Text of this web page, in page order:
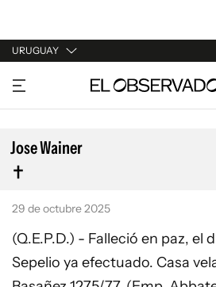
URUGUAY
URUGUAY
ARGENTINA
ESPAÑA
ESTADOS UNIDOS
Jose Wainer
29 de octubre 2025
(Q.E.P.D.) - Falleció en paz, el
Sepelio ya efectuado. Casa